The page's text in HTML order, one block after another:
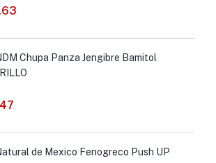
Chupa Panza Jengibre Bamitol
de Mexico Fenogreco Push UP